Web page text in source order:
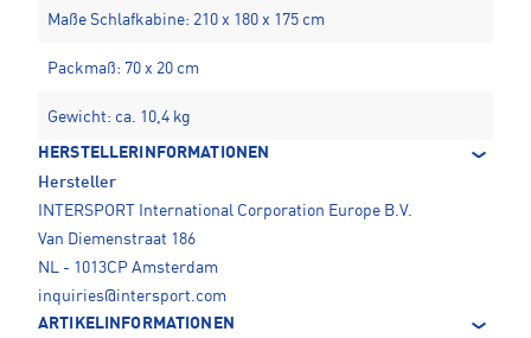
Maße Schlafkabine: 210 x 180 x 175 cm
Packmaß: 70 x 20 cm
Gewicht: ca. 10,4 kg
HERSTELLERINFORMATIONEN
Hersteller
INTERSPORT International Corporation Europe B.V.
Van Diemenstraat 186
NL - 1013CP Amsterdam
inquiries@intersport.com
ARTIKELINFORMATIONEN